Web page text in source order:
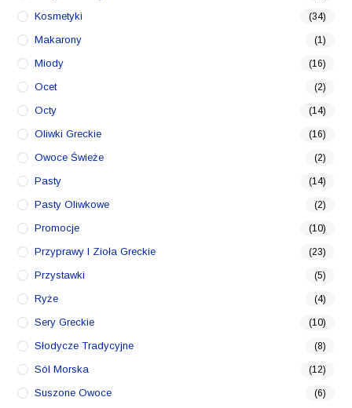
Kosmetyki (34)
Makarony (1)
Miody (16)
Ocet (2)
Octy (14)
Oliwki Greckie (16)
Owoce Świeże (2)
Pasty (14)
Pasty Oliwkowe (2)
Promocje (10)
Przyprawy I Zioła Greckie (23)
Przystawki (5)
Ryże (4)
Sery Greckie (10)
Słodycze Tradycyjne (8)
Sól Morska (12)
Suszone Owoce (6)